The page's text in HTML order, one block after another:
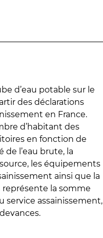
d’eau potable sur le
des déclarations
en France.
d’habitant des
en fonction de
l’eau brute, la
les équipements
ainsi que la
la somme
service assainissement,